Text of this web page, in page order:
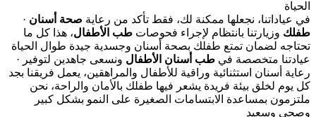
الحياة
· في عياداتنا، نجعلها ممكنة لك، فقط تأكد من رعاية صحة أسنان
طفلك وزيارتنا بانتظام لإجراء فحوصات طب الأطفال، هذا كل ما
تحتاجه لضمان تمتع طفلك بصحة أسنان وجسدية جيدة طوال الحياة
· عيادتنا متخصصة في طب أسنان الأطفال ونسعى جاهدين لتوفير
رعاية أسنان استثنائية وراقية للأطفال والمراهقين، يعمل فريقنا بجد
كل يوم لخلق بيئة فريدة يشعر فيها طفلك بالأمان والراحة، نحن
ملتزمون بمساعدة الابتسامات الصغيرة على النمو بشكل كبير
وصحي وسعيد